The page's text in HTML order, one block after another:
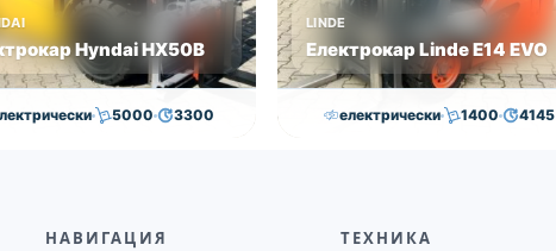
Hyndai HX50B
5000 3300
2018 втора употреба
LINDE
Електрокар Linde E14 EVO
електрически 1400 4145
2019
НАВИГАЦИЯ ТЕХНИКА